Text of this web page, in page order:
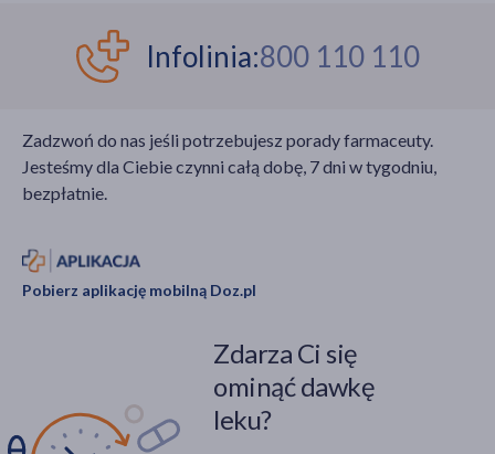
Infolinia:800 110 110
Zadzwoń do nas jeśli potrzebujesz porady farmaceuty.
Jesteśmy dla Ciebie czynni całą dobę, 7 dni w tygodniu,
bezpłatnie.
Pobierz aplikację mobilną Doz.pl
Zdarza Ci się
ominąć dawkę
leku?